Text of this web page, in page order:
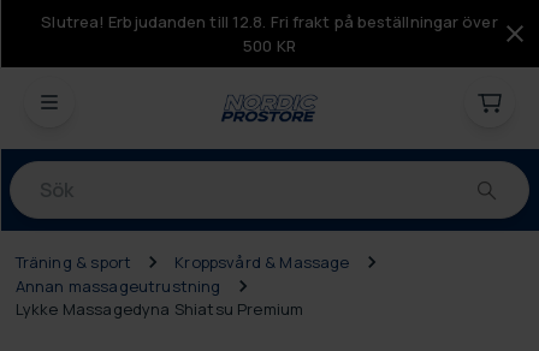
Slutrea! Erbjudanden till 12.8. Fri frakt på beställningar över
500 KR
Produkter
Träning & sport
Kroppsvård & Massage
Annan massageutrustning
Lykke Massagedyna Shiatsu Premium